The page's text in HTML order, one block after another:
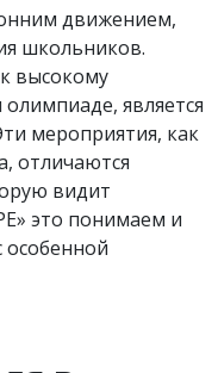
движением,
школьников.
высокому
является
мероприятия, как
отличаются
видит
это понимаем и
особенной